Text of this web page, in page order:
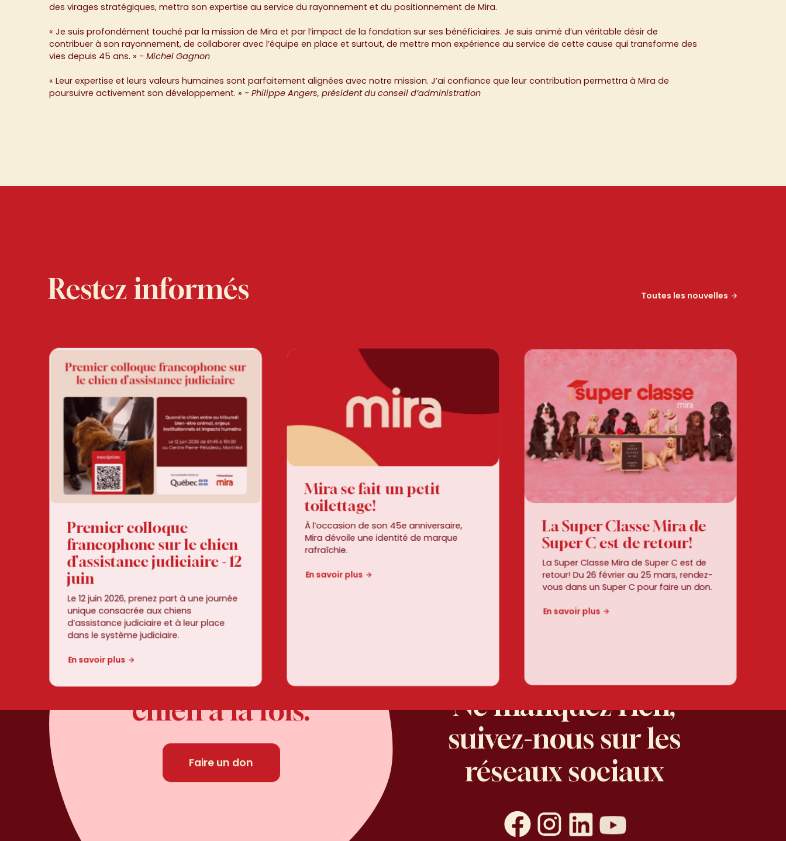
des virages stratégiques, mettra son expertise au service du rayonnement et du positionnement de Mira.
« Je suis profondément touché par la mission de Mira et par l’impact de la fondation sur ses bénéficiaires. Je suis animé d’un véritable désir de
contribuer à son rayonnement, de collaborer avec l’équipe en place et surtout, de mettre mon expérience au service de cette cause qui transforme des
vies depuis 45 ans. » - Michel Gagnon
« Leur expertise et leurs valeurs humaines sont parfaitement alignées avec notre mission. J’ai confiance que leur contribution permettra à Mira de
poursuivre activement son développement. » - Philippe Angers, président du conseil d’administration
Restez informés Toutes les nouvelles
Premier colloque
francophone sur le chien
d’assistance judiciaire - 12
juin
Le 12 juin 2026, prenez part à une journée
unique consacrée aux chiens
d’assistance judiciaire et à leur place
dans le système judiciaire.
En savoir plus
Mira se fait un petit
toilettage!
À l’occasion de son 45e anniversaire,
Mira dévoile une identité de marque
rafraîchie.
En savoir plus
La Super Classe Mira de
Super C est de retour!
La Super Classe Mira de Super C est de
retour! Du 26 février au 25 mars, rendez-
vous dans un Super C pour faire un don.
En savoir plus
Changerdesvies,un
chienàlafois.
Changer des vies,
unchien à la fois.
Nemanquezrien,
suivez-nous surles
réseauxsociaux
Ne manquez
rien,suivez-nous sur
lesréseaux sociaux
FacebookInstagramLinkedin YouTube